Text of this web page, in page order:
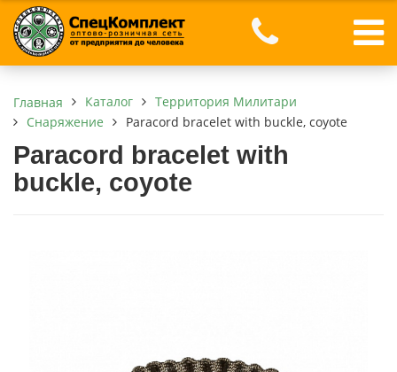
Главная Каталог
Территория Милитари
Снаряжение
Paracord bracelet with buckle, coyote
Paracord bracelet with
buckle, coyote